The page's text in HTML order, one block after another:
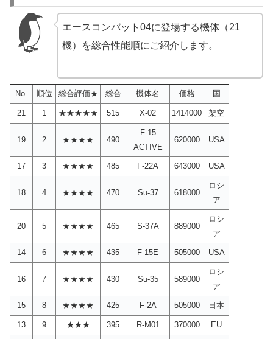
エースコンバット04に登場する機体（21
機）を総合性能順にご紹介します。
No. 順位 総合評価★ 総合 機体名 価格 国
21 1 ★★★★★ 515 X-02 1414000 架空
19 2 ★★★★ 490
F-15
ACTIVE
620000 USA
17 3 ★★★★ 485 F-22A 643000 USA
18 4 ★★★★ 470 Su-37 618000
ロシ
ア
20 5 ★★★★ 465 S-37A 889000
ロシ
ア
14 6 ★★★★ 435 F-15E 505000 USA
16 7 ★★★★ 430 Su-35 589000
ロシ
ア
15 8 ★★★★ 425 F-2A 505000 日本
13 9 ★★★ 395 R-M01 370000 EU